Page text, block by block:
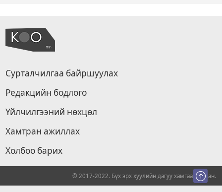
Сурталчилгаа байршуулах
Редакцийн бодлого
Үйлчилгээний нөхцөл
Хамтран ажиллах
Холбоо барих
© 2017-2022. Бүх эрх хуулийн дагуу хамгаалагдсан.